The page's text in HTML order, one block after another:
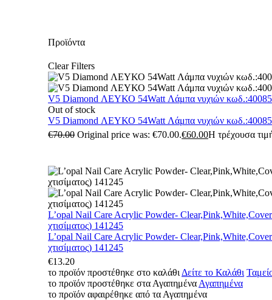
Προϊόντα
Clear Filters
V5 Diamond ΛΕΥΚΟ 54Watt Λάμπα νυχιών
Out of stock
V5 Diamond ΛΕΥΚΟ 54Watt Λάμπα νυχιών
€70.00 Original price was: €70.00.€60.00Η τρέχουσα
L’opal Nail Care Acrylic Powder-
χτισίματος) 141245
L’opal Nail Care Acrylic Powder-
χτισίματος) 141245
€13.20
το προϊόν προστέθηκε στο καλάθι Δείτε το Καλάθι
το προϊόν προστέθηκε στα Αγαπημένα Αγαπημένα
το προϊόν αφαιρέθηκε από τα Αγαπημένα